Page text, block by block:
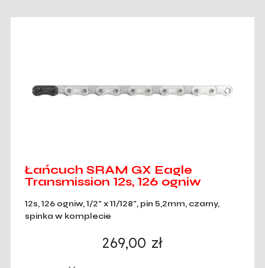
Łańcuch SRAM GX Eagle
Transmission 12s, 126 ogniw
12s, 126 ogniw, 1/2" x 11/128", pin 5,2mm, czarny,
spinka w komplecie
269,00 zł